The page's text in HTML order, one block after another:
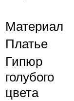
Материал
Платье
Гипюр
голубого
цвета